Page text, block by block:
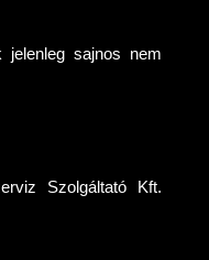
jelenleg sajnos nem
Szolgáltató Kft.